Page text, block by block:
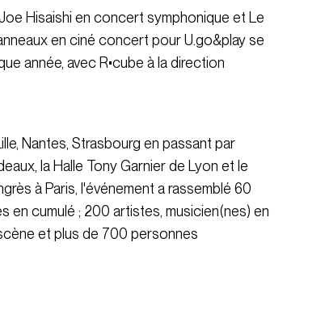
Hisaishi en concert symphonique et Le
en ciné concert pour U.go&play se
année, avec R•cube à la direction
Nantes, Strasbourg en passant par
la Halle Tony Garnier de Lyon et le
à Paris, l'événement a rassemblé 60
en cumulé ; 200 artistes, musicien(nes) en
et plus de 700 personnes